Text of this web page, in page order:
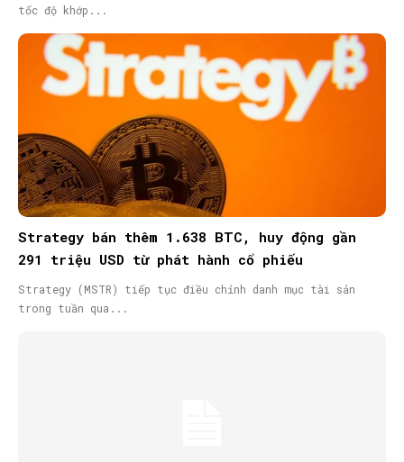
tốc độ khớp...
Strategy bán thêm 1.638 BTC, huy động gần
291 triệu USD từ phát hành cổ phiếu
Strategy (MSTR) tiếp tục điều chỉnh danh mục tài sản
trong tuần qua...